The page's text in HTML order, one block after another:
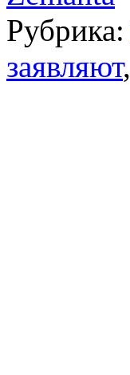
Рубрика:
заявляют,